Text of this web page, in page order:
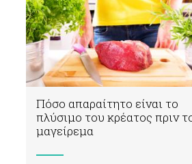
Πόσο απαραίτητο είναι το
πλύσιμο του κρέατος πριν
μαγείρεμα